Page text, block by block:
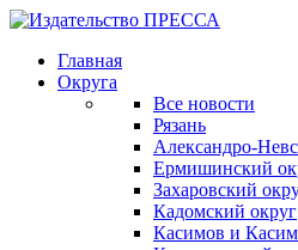
Главная
Округа
Все новости
Рязань
Александро-
Ермишинский
Захаровский
Кадомский округ
Касимов и